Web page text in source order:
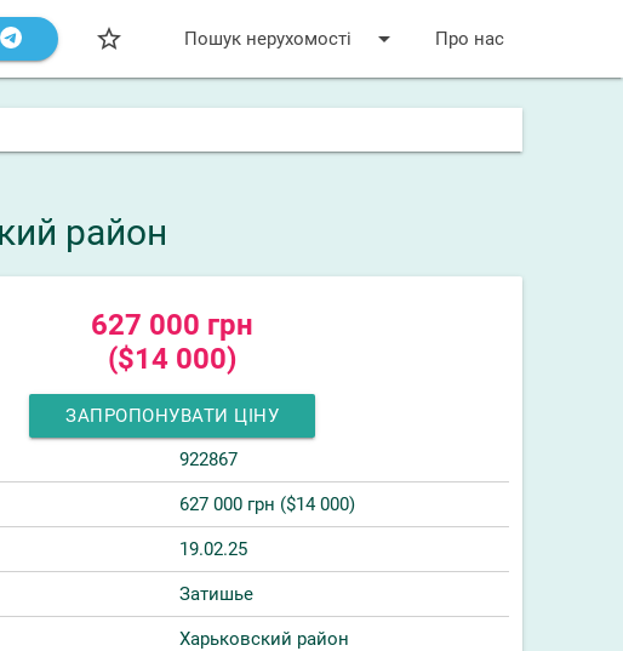
star_bordered arrow_drop_down
Пошук нерухомості Про нас
район
627 000 грн
($14 000)
ЗАПРОПОНУВАТИ ЦІНУ
922867
627 000 грн ($14 000)
19.02.25
Затишье
Харьковский район